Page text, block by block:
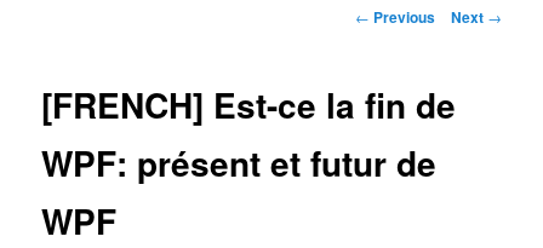
content
Post
← Previous Next →
[FRENCH] Est-ce la fin de
WPF: présent et futur de
WPF